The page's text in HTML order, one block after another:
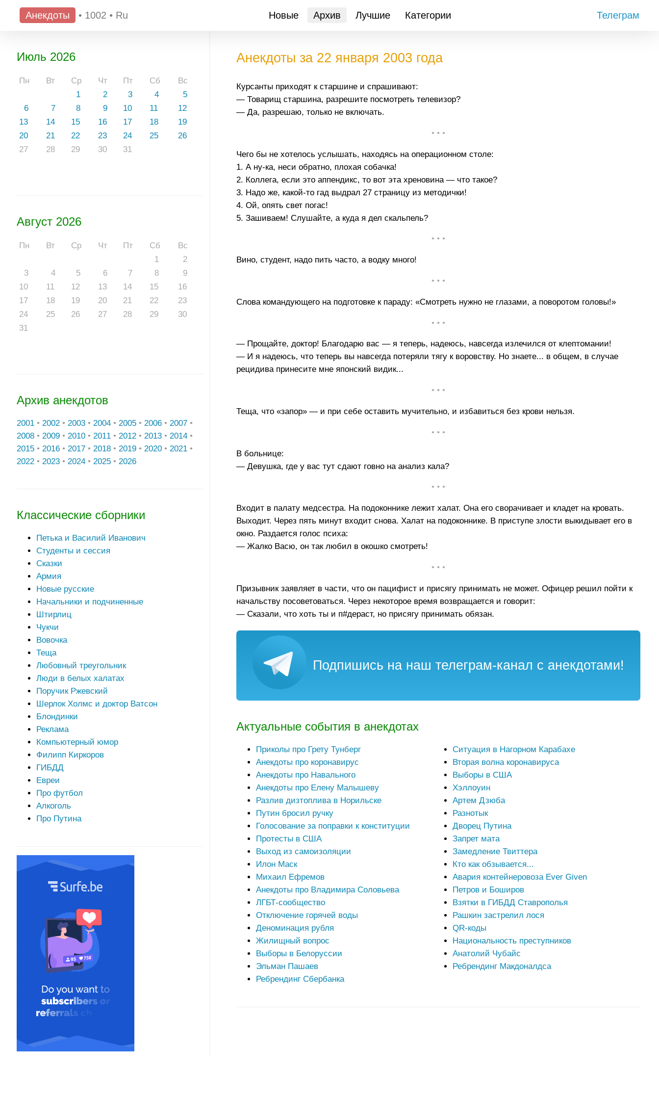
Анекдоты • 1002 • Ru Новые Архив Лучшие Категории Телеграм
Июль 2026
Пн Вт Ср Чт Пт Сб
Вс
1
2 3 4
5
6
7 8 9 10 11
12
13
14 15 16 17 18
19
20
21 22 23 24 25
26
27
28 29 30 31
Август 2026
Пн Вт Ср Чт Пт Сб
Вс
1
2
3
4 5 6 7 8
9
10
11 12 13 14 15
16
17
18 19 20 21 22
23
24
25 26 27 28 29
30
31
Архив анекдотов
2001 • 2002 • 2003 • 2004 • 2005 • 2006 • 2007 •
2008 • 2009 • 2010 • 2011 • 2012 • 2013 • 2014 •
2015 • 2016 • 2017 • 2018 • 2019 • 2020 • 2021 •
2022 • 2023 • 2024 • 2025 • 2026
Классические сборники
Петька и Василий Иванович
Студенты и сессия
Сказки
Армия
Новые русские
Начальники и подчиненные
Штирлиц
Чукчи
Вовочка
Теща
Любовный треугольник
Люди в белых халатах
Поручик Ржевский
Шерлок Холмс и доктор Ватсон
Блондинки
Реклама
Компьютерный юмор
Филипп Киркоров
ГИБДД
Евреи
Про футбол
Алкоголь
Про Путина
Анекдоты за 22 января 2003 года
Курсанты приходят к старшине и спрашивают:
— Товарищ старшина, разрешите посмотреть телевизор?
— Да, разрешаю, только не включать.
• • •
Чего бы не хотелось услышать, находясь на операционном столе:
1. А ну-ка, неси обратно, плохая собачка!
2. Коллега, если это аппендикс, то вот эта хреновина — что такое?
3. Надо же, какой-то гад выдрал 27 страницу из методички!
4. Ой, опять свет погас!
5. Зашиваем! Слушайте, а куда я дел скальпель?
• • •
Вино, студент, надо пить часто, а водку много!
• • •
Слова командующего на подготовке к параду: «Смотреть нужно не глазами, а поворотом головы!»
• • •
— Прощайте, доктор! Благодарю вас — я теперь, надеюсь, навсегда излечился от клептомании!
— И я надеюсь, что теперь вы навсегда потеряли тягу к воровству. Но знаете... в общем, в случае
рецидива принесите мне японский видик...
• • •
Теща, что «запор» — и при себе оставить мучительно, и избавиться без крови нельзя.
• • •
В больнице:
— Девушка, где у вас тут сдают говно на анализ кала?
• • •
Входит в палату медсестра. На подоконнике лежит халат. Она его сворачивает и кладет на кровать.
Выходит. Через пять минут входит снова. Халат на подоконнике. В приступе злости выкидывает его в
окно. Раздается голос психа:
— Жалко Васю, он так любил в окошко смотреть!
• • •
Призывник заявляет в части, что он пацифист и присягу принимать не может. Офицер решил пойти к
начальству посоветоваться. Через некоторое время возвращается и говорит:
— Сказали, что хоть ты и п#дераст, но присягу принимать обязан.
Подпишись на наш телеграм-канал с анекдотами!
Актуальные события в анекдотах
Приколы про Грету Тунберг
Анекдоты про коронавирус
Анекдоты про Навального
Анекдоты про Елену Малышеву
Разлив дизтоплива в Норильске
Путин бросил ручку
Голосование за поправки к конституции
Протесты в США
Выход из самоизоляции
Илон Маск
Михаил Ефремов
Анекдоты про Владимира Соловьева
ЛГБТ-сообщество
Отключение горячей воды
Деноминация рубля
Жилищный вопрос
Выборы в Белоруссии
Эльман Пашаев
Ребрендинг Сбербанка
Ситуация в Нагорном Карабахе
Вторая волна коронавируса
Выборы в США
Хэллоуин
Артем Дзюба
Разнотык
Дворец Путина
Запрет мата
Замедление Твиттера
Кто как обзывается...
Авария контейнеровоза Ever Given
Петров и Боширов
Взятки в ГИБДД Ставрополья
Рашкин застрелил лося
QR-коды
Национальность преступников
Анатолий Чубайс
Ребрендинг Макдоналдса